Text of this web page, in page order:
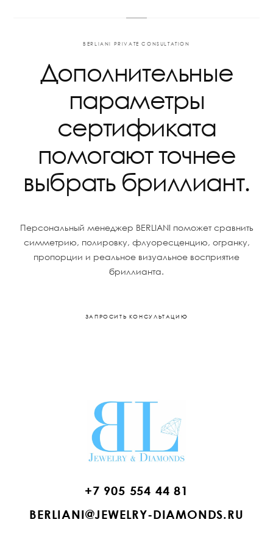
BERLIANI PRIVATE CONSULTATION
Дополнительные
параметры
сертификата
помогают точнее
выбрать бриллиант.
Персональный менеджер BERLIANI поможет сравнить
симметрию, полировку, флуоресценцию, огранку,
пропорции и реальное визуальное восприятие
бриллианта.
ЗАПРОСИТЬ КОНСУЛЬТАЦИЮ
+7 905 554 44 81
BERLIANI@JEWELRY-DIAMONDS.RU